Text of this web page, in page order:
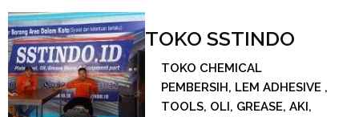
TOKO SSTINDO
TOKO CHEMICAL
PEMBERSIH, LEM ADHESIVE ,
TOOLS, OLI, GREASE, AKI,